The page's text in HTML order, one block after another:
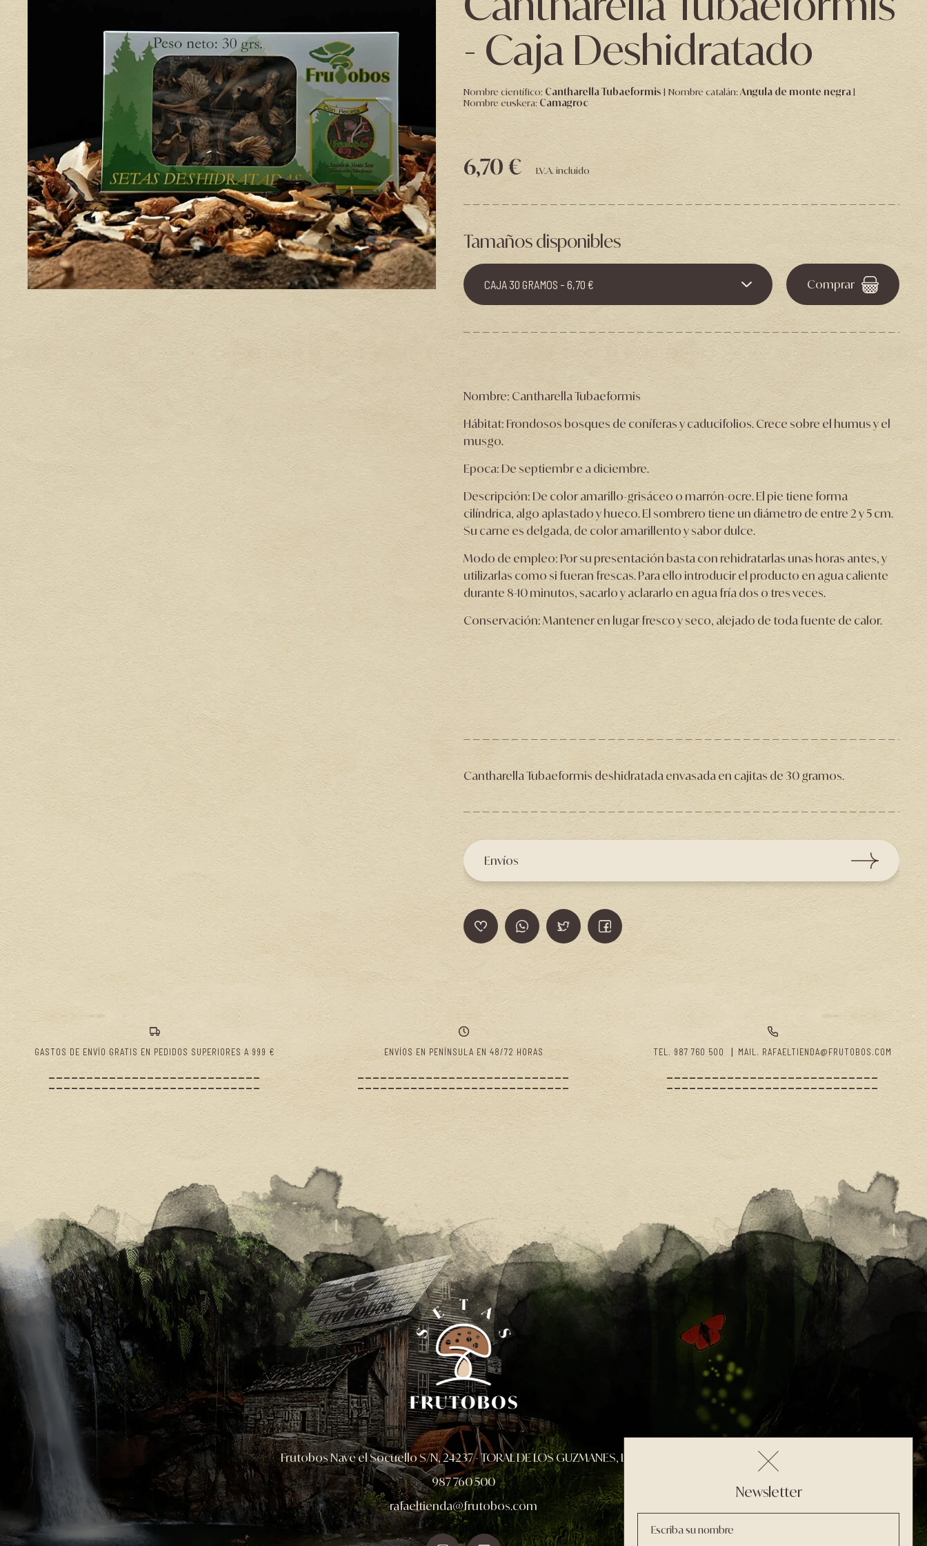
- Caja Deshidratado
Nombre científico: Cantharella Tubaeformis Nombre catalán:Angula de monte negra
Nombre euskera: Camagroc
6,70 € I.V.A. incluido
Tamaños disponibles
CAJA 30 GRAMOS - 6,70 € Comprar
Nombre: Cantharella Tubaeformis
Hábitat: Frondosos bosques de coníferas y caducifolios. Crece sobre el humus y el
musgo.
Epoca: De septiembr e a diciembre.
Descripción: De color amarillo-grisáceo o marrón-ocre. El pie tiene forma
cilíndrica, algo aplastado y hueco. El sombrero tiene un diámetro de entre 2 y 5 cm.
Su carne es delgada, de color amarillento y sabor dulce.
Modo de empleo: Por su presentación basta con rehidratarlas unas horas antes, y
utilizarlas como si fueran frescas. Para ello introducir el producto en agua caliente
durante 8-10 minutos, sacarlo y aclararlo en agua fría dos o tres veces.
Conservación: Mantener en lugar fresco y seco, alejado de toda fuente de calor.
Cantharella Tubaeformis deshidratada envasada en cajitas de 30 gramos.
Envíos
GASTOS DE ENVÍO GRATIS EN PEDIDOS SUPERIORES A 999 € ENVÍOS EN PENÍNSULA EN 48/72 HORAS TEL. 987 760 500 MAIL. RAFAELTIENDA@FRUTOBOS.COM
Frutobos Nave el Socuello S/N,24237 - TORAL DE LOS GUZMANES, León
987 760 500
rafaeltienda@frutobos.com
Newsletter
Escriba su nombre